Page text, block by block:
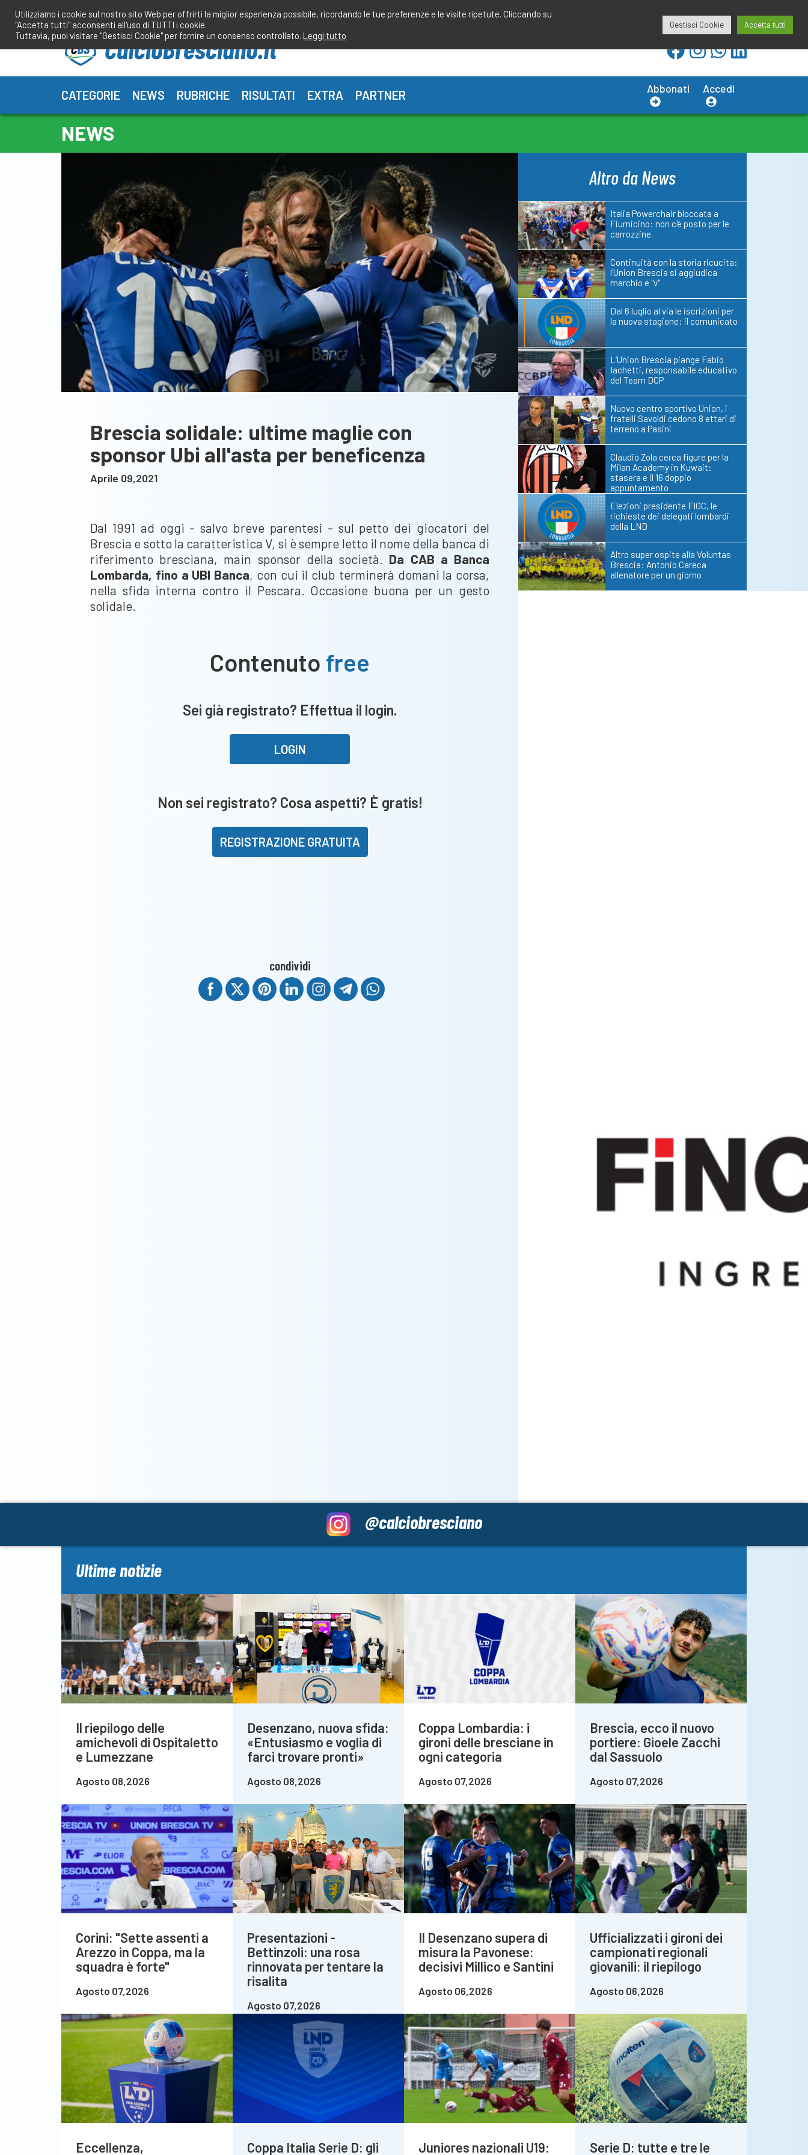
contenuto
redazione@calciobresciano.it
CATEGORIE NEWS RUBRICHE RISULTATI EXTRA PARTNER Abbonati Accedi
NEWS
Brescia solidale: ultime maglie con
sponsor Ubi all'asta per beneficenza
Aprile 09,2021
Dal 1991 ad oggi - salvo breve parentesi - sul petto dei giocatori del
Brescia e sotto la caratteristica V, si è sempre letto il nome della banca di
riferimento bresciana, main sponsor della società. Da CAB a Banca
Lombarda, fino a UBI Banca, con cui il club terminerà domani la corsa,
nella sfida interna contro il Pescara. Occasione buona per un gesto
solidale.
Contenuto free
Sei già registrato? Effettua il login.
LOGIN
Non sei registrato? Cosa aspetti? È gratis!
REGISTRAZIONE GRATUITA
condividi
Altro da News
Italia Powerchair bloccata a
Fiumicino: non c'è posto per le
carrozzine
Continuità con la storia ricucita:
l'Union Brescia si aggiudica
marchio e "v"
Dal 6 luglio al via le iscrizioni per
la nuova stagione: il comunicato
L’Union Brescia piange Fabio
Iachetti, responsabile educativo
del Team DCP
Nuovo centro sportivo Union, i
fratelli Savoldi cedono 8 ettari di
terreno a Pasini
Claudio Zola cerca figure per la
Milan Academy in Kuwait:
stasera e il 16 doppio
appuntamento
Elezioni presidente FIGC, le
richieste dei delegati lombardi
della LND
Altro super ospite alla Voluntas
Brescia: Antonio Careca
allenatore per un giorno
@calciobresciano
Ultime notizie
Il riepilogo delle
amichevoli di Ospitaletto
e Lumezzane
Agosto 08,2026
Desenzano, nuova sfida:
«Entusiasmo e voglia di
farci trovare pronti»
Agosto 08,2026
Coppa Lombardia: i
gironi delle bresciane in
ogni categoria
Agosto 07,2026
Brescia, ecco il nuovo
portiere: Gioele Zacchi
dal Sassuolo
Agosto 07,2026
Corini: "Sette assenti a
Arezzo in Coppa, ma la
squadra è forte"
Agosto 07,2026
Presentazioni -
Bettinzoli: una rosa
rinnovata per tentare la
risalita
Agosto 07,2026
Il Desenzano supera di
misura la Pavonese:
decisivi Millico e Santini
Agosto 06,2026
Ufficializzati i gironi dei
campionati regionali
giovanili: il riepilogo
Agosto 06,2026
Eccellenza,
Coppa Italia Serie D: gli
Juniores nazionali U19:
Serie D: tutte e tre le
Utilizziamo i cookie sul nostro sito Web per offrirti la miglior esperienza possibile, ricordando le tue preferenze e le visite ripetute. Cliccando su
"Accetta tutti" acconsenti all'uso di TUTTI i cookie.
Tuttavia, puoi visitare "Gestisci Cookie" per fornire un consenso controllato. Leggi tutto
Gestisci Cookie Accetta tutti